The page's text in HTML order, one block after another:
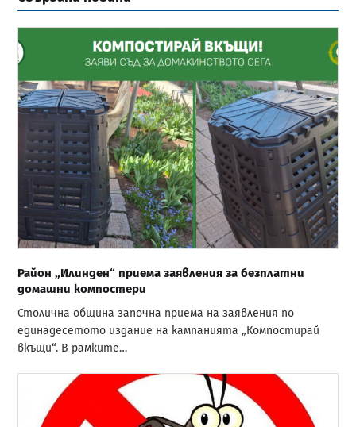
Район „Илинден“ приема заявления за безплатни
домашни компостери
Столична община започна приема на заявления по
единадесетото издание на кампанията „Компостирай
вкъщи“. В рамките…